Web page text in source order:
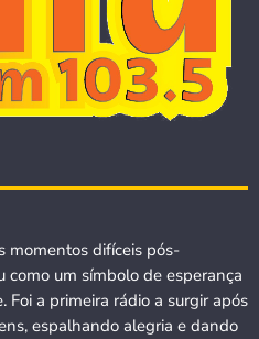
momentos difíceis pós-
como um símbolo de esperança
Foi a primeira rádio a surgir após
espalhando alegria e dando